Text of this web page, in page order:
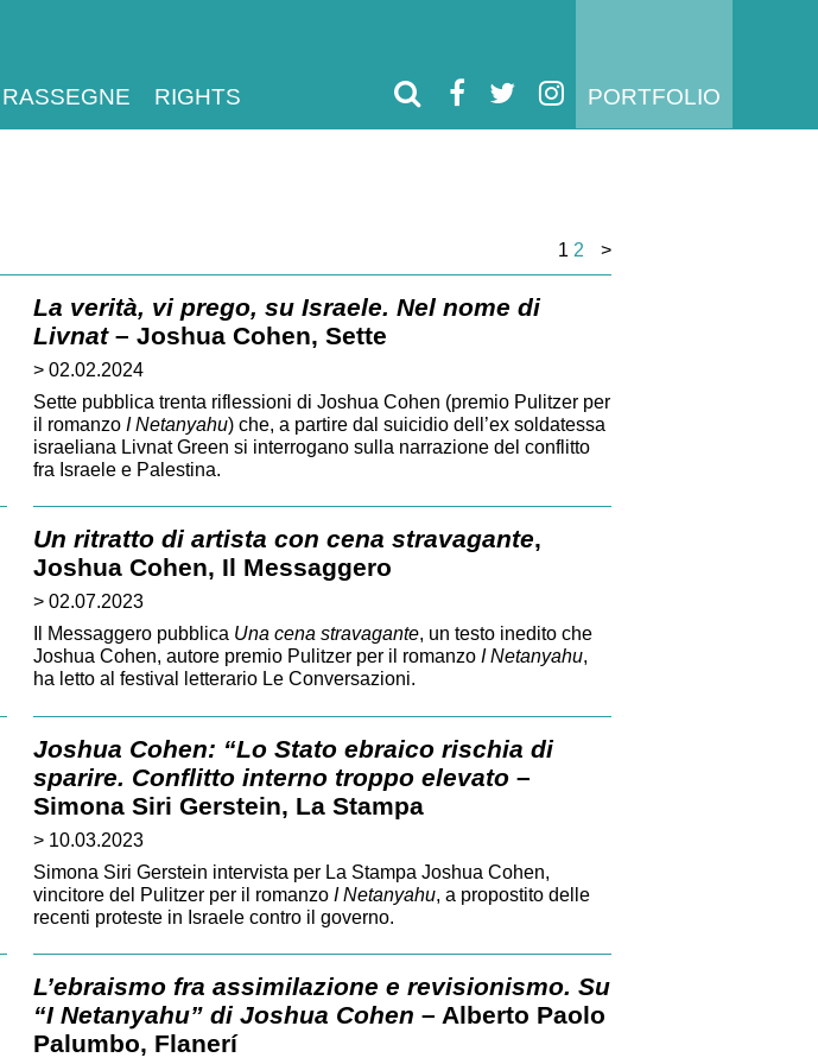
RASSEGNE RIGHTS PORTFOLIO
1 2 >
La verità, vi prego, su Israele. Nel nome di
Livnat– Joshua Cohen, Sette
> 02.02.2024
Sette pubblica trenta riflessioni di Joshua Cohen (premio Pulitzer per
il romanzo I Netanyahu) che, a partire dal suicidio dell’ex soldatessa
israeliana Livnat Green si interrogano sulla narrazione del conflitto
fra Israele e Palestina.
Un ritratto di artista con cena stravagante,
Joshua Cohen, Il Messaggero
> 02.07.2023
Il Messaggero pubblica Una cena stravagante, un testo inedito che
Joshua Cohen, autore premio Pulitzer per il romanzo I Netanyahu,
ha letto al festival letterario Le Conversazioni.
Joshua Cohen: “Lo Stato ebraico rischia di
sparire. Conflitto interno troppo elevato–
Simona Siri Gerstein, La Stampa
> 10.03.2023
Simona Siri Gerstein intervista per La Stampa Joshua Cohen,
vincitore del Pulitzer per il romanzo I Netanyahu, a propostito delle
recenti proteste in Israele contro il governo.
L’ebraismo fra assimilazione e revisionismo. Su
“I Netanyahu” di Joshua Cohen – Alberto Paolo
Palumbo, Flanerí